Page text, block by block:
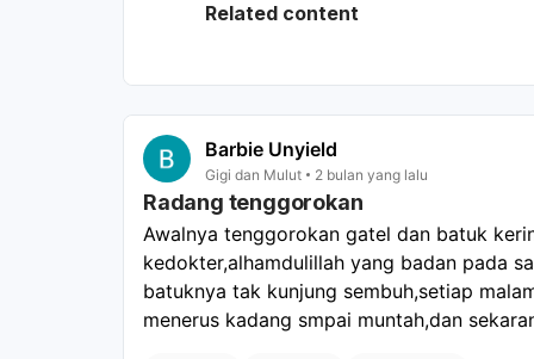
berkumur, menyikat lidah, dan
pada karang gigi dan gigi
usahakan untuk melakukan scaling
gigi dan karang gigi teratasi,
kebersihan mulut. Jika setelah
hilang, barulah kita perlu
seperti mulut kering, refluks asam
mungkin memerlukan pemeriksaan
lain.
Related content
Barbie Unyield
Gigi dan Mulut 2 bulan yang lalu
Radang tenggorokan
Awalnya tenggorokan gatel dan batuk
kedokter,alhamdulillah yang badan pada
batuknya tak kunjung sembuh,setiap
menerus kadang smpai muntah,dan